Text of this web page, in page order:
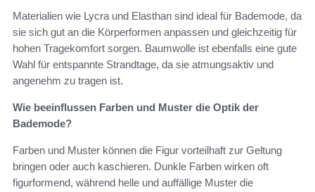
Materialien wie Lycra und Elasthan sind ideal für Bademode, da
sie sich gut an die Körperformen anpassen und gleichzeitig für
hohen Tragekomfort sorgen. Baumwolle ist ebenfalls eine gute
Wahl für entspannte Strandtage, da sie atmungsaktiv und
angenehm zu tragen ist.
Wie beeinflussen Farben und Muster die Optik der
Bademode?
Farben und Muster können die Figur vorteilhaft zur Geltung
bringen oder auch kaschieren. Dunkle Farben wirken oft
figurformend, während helle und auffällige Muster die